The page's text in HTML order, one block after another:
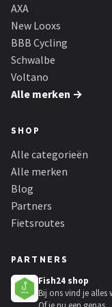
Schwalbe
Voltano
Shimano
AXA
New Looxs
BBB Cycling
Schwalbe
Voltano
Alle merken →
SHOP
Alle categorieën
Alle merken
Blog
Partners
Fietsroutes
PARTNERS
Fish24 shop
Bij ons vind je alles